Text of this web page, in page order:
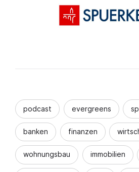
podcast evergreens
banken finanzen
wohnungsbau immobilien